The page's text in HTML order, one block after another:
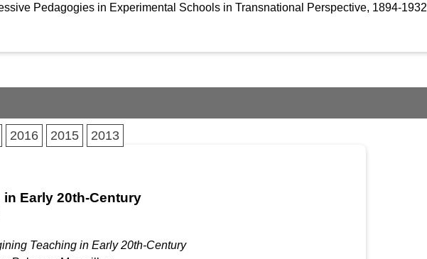
Pedagogies in Experimental Schools in Transnational Perspective, 1894-1932
2016 2015 2013
Early 20th-Century
Teaching in Early 20th-Century